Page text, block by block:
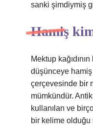
sanki şimdiymiş
Hamiş
Mektup
düşünceye
çerçevesinde bir
mümkündür.
kullanılan ve
bir kelime olduğu